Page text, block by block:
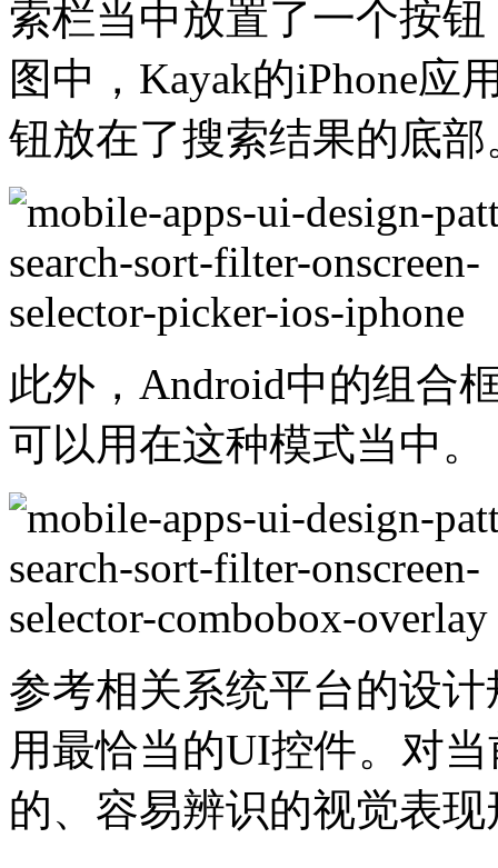
索栏当中放置了一个按
图中，Kayak的iPhone应
钮放在了搜索结果的底部
此外，Android中的组合
可以用在这种模式当中。
参考相关系统平台的设
用最恰当的UI控件。对
的、容易辨识的视觉表